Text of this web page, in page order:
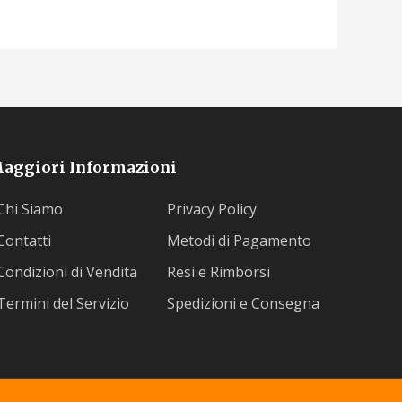
Informazioni
Siamo
di Vendita
del Servizio
Privacy Policy
Metodi di Pagamento
Resi e Rimborsi
Spedizioni e Consegna